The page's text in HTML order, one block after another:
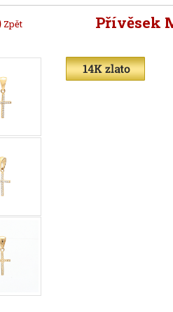
Přívěsek
Zpět